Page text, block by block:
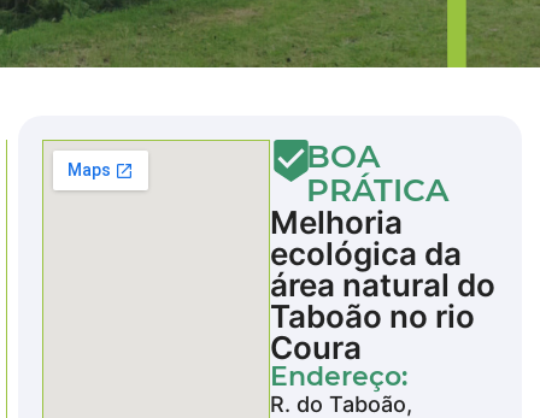
BOA
PRÁTICA
Melhoria
ecológica da
área natural do
Taboão no rio
Coura
Endereço:
R. do Taboão,